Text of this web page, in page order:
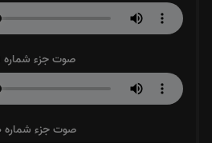
صوت جزء شماره 29
صوت جزء شماره 30